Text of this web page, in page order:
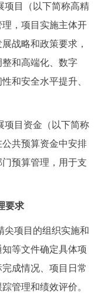
回到顶部
目（以下简称高精
，项目实施主体开
战略和政策要求，
和高端化、数字
和安全水平提升、
目资金（以下简称
共预算资金中安排
预算管理，用于支
要求
项目的组织实施和
等文件确定具体项
成情况、项目日常
管理和绩效评价。